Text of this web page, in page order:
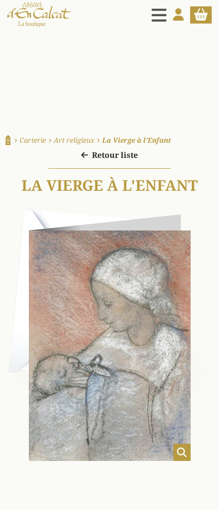
MENU
MON PANIER
Carterie Art religieux La Vierge à l'Enfant
Retour liste
LA VIERGE À L'ENFANT